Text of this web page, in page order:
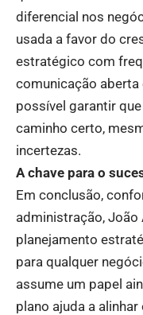
diferencial nos
usada a favor do
estratégico com
comunicação
possível garantir
caminho certo,
incertezas.
A chave para o
Em conclusão,
administração, João
planejamento
para qualquer
assume um papel
plano ajuda a